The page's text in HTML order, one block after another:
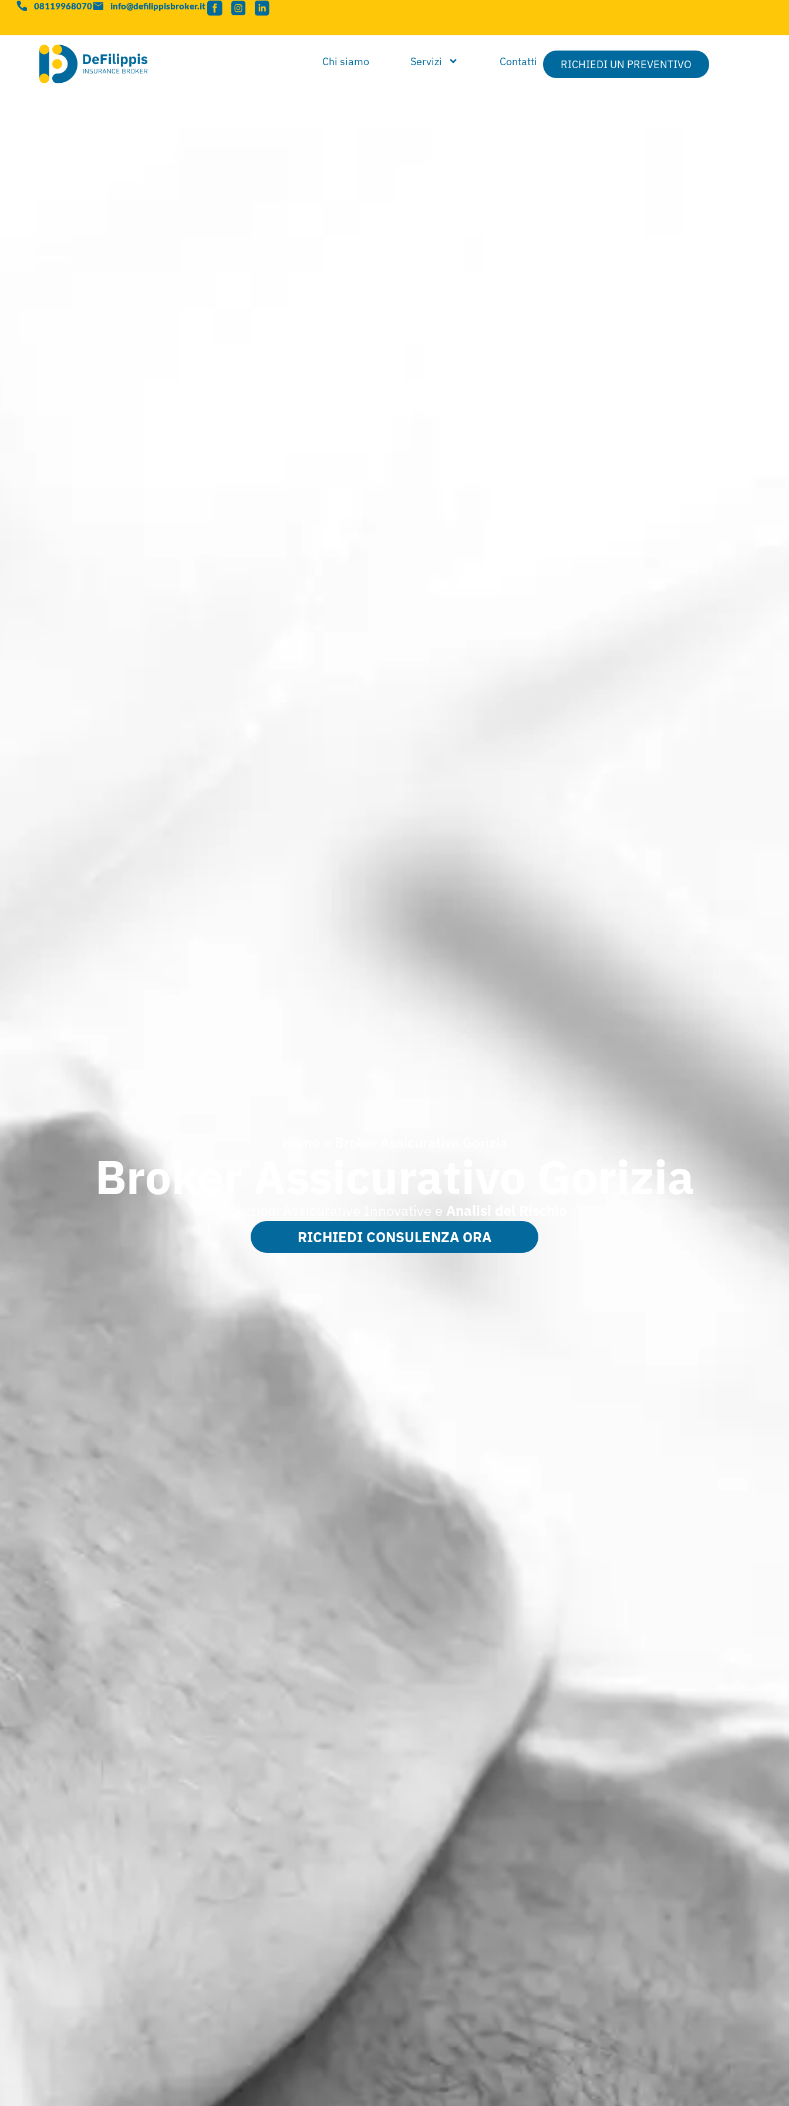
08119968070 info@defilippisbroker.it
Chi siamo Servizi Contatti RICHIEDI UN PREVENTIVO
Broker Assicurativo Gorizia
Soluzioni Assicurative Innovative e Analisi del Rischio
RICHIEDI CONSULENZA ORA